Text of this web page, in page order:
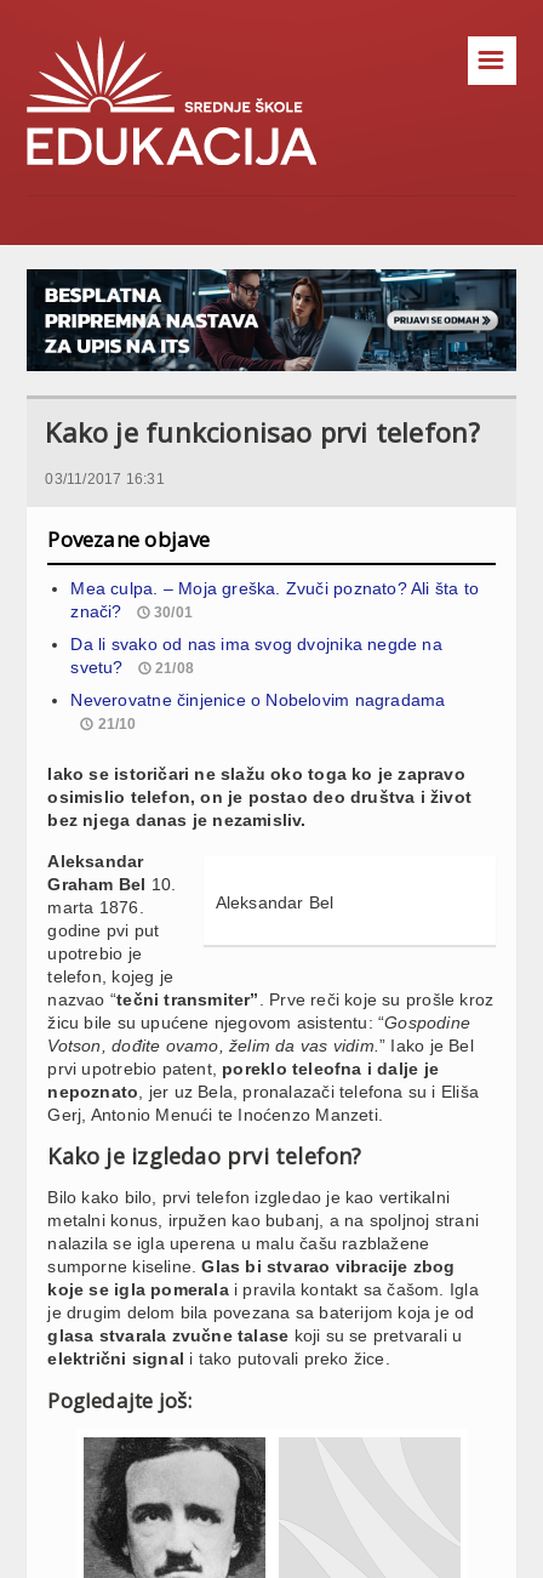
☰
Kako je funkcionisao prvi telefon?
03/11/2017 16:31
Povezane objave
Mea culpa. – Moja greška. Zvuči poznato? Ali šta to
znači?
30/01
Da li svako od nas ima svog dvojnika negde na
svetu?
21/08
Neverovatne činjenice o Nobelovim nagradama
21/10
Iako se istoričari ne slažu oko toga ko je zapravo
osimislio telefon, on je postao deo društva i život
bez njega danas je nezamisliv.
Aleksandar Bel
Aleksandar
Graham Bel 10.
marta 1876.
godine pvi put
upotrebio je
telefon, kojeg je
nazvao “tečni transmiter”
. Prve reči koje su prošle kroz
žicu bile su upućene njegovom asistentu: “Gospodine
Votson, dođite ovamo, želim da vas vidim.” Iako je Bel
prvi upotrebio patent, poreklo teleofna i dalje je
nepoznato , jer uz Bela, pronalazači telefona su i Eliša
Gerj, Antonio Menući te Inoćenzo Manzeti.
Kako je izgledao prvi telefon?
Bilo kako bilo, prvi telefon izgledao je kao vertikalni
metalni konus, irpužen kao bubanj, a na spoljnoj strani
nalazila se igla uperena u malu čašu razblažene
sumporne kiseline. Glas bi stvarao vibracije zbog
koje se igla pomeralai pravila kontakt sa čašom. Igla
je drugim delom bila povezana sa baterijom koja je od
glasa stvarala zvučne talase koji su se pretvarali u
električni signal i tako putovali preko žice.
Pogledajte još: